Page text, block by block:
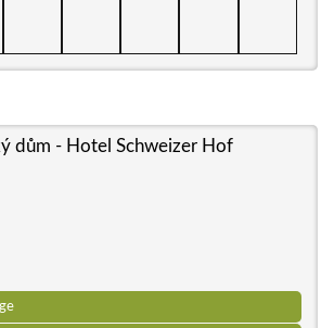
dům - Hotel Schweizer Hof